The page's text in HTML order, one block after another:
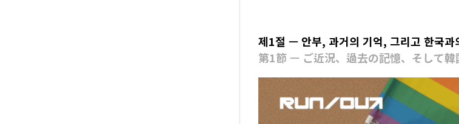
제1절 — 안부, 과거의 기억, 그리고 한국과
第1節 — ご近況、過去の記憶、そして韓